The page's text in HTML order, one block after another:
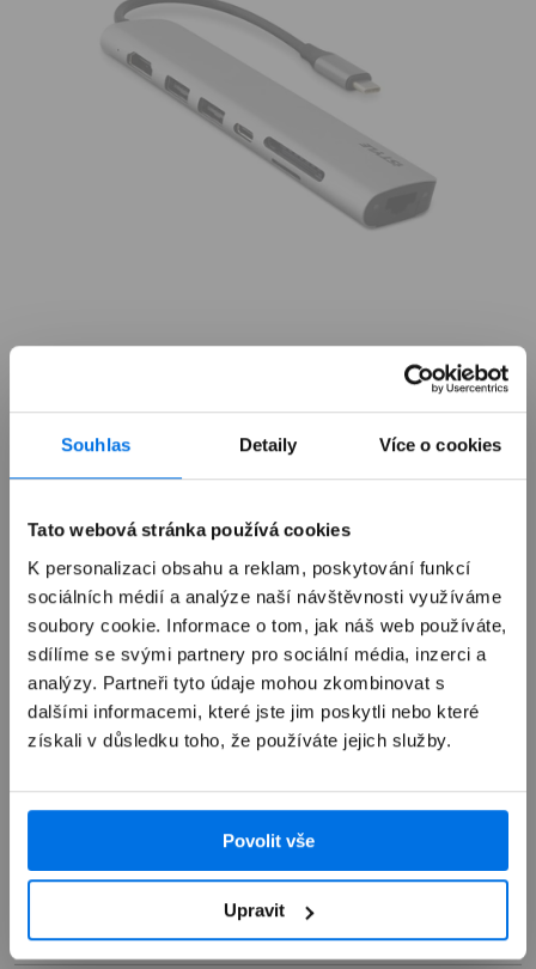
Souhlas Detaily Více o cookies
Tato webová stránka používá cookies
K personalizaci obsahu a reklam, poskytování funkcí
sociálních médií a analýze naší návštěvnosti využíváme
soubory cookie. Informace o tom, jak náš web používáte,
sdílíme se svými partnery pro sociální média, inzerci a
analýzy. Partneři tyto údaje mohou zkombinovat s
dalšími informacemi, které jste jim poskytli nebo které
získali v důsledku toho, že používáte jejich služby.
Povolit vše
Upravit
Již není v prodeji
Autorizovaný servis Apple
Možnosti doručení
USB-C HUB iSTYLE Multimedia - stříbrný